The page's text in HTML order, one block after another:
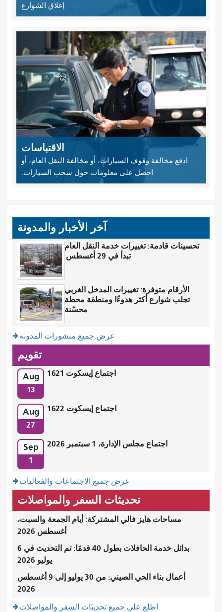
إغلاق الشوارع
الاقتباسات
ادفع مخالفة وقوف السيارات، أو مخالفة النقل العام، أو
احصل على معلومات حول سحب السيارات.
آخر الأخبار والمدونة
تحسينات قادمة: تغييرات خدمة النقل العام
تبدأ في 29 أغسطس
الأرقام متوفرة: تغييرات المدخل الغربي
تجلب شوارع أكثر هدوءًا ومنطقة محطة
محسّنة
عرض جميع منشورات المدونة
تقويم
Aug
13
اجتماع إيسكوت 1621
Aug
27
اجتماع إيسكوت 1622
Sep
1
اجتماع مجلس الإدارة، 1 سبتمبر 2026
عرض جميع الاجتماعات والفعاليات
تحديثات السفر والمواصلات
مساحات هايز فالي المشتركة: أيام الجمعة والسبت،
أغسطس 2026
بدائل خدمة الحافلات بطول 40 قدمًا: تم التحديث في 6
يوليو 2026
أعمال بناء الحي الصيني: من 30 يوليو إلى 9 أغسطس
2026
اطلع على جميع تحديثات السفر والمواصلات